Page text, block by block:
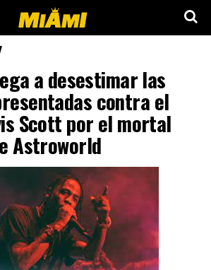
a desestimar las
contra el
Scott por el mortal
Astroworld